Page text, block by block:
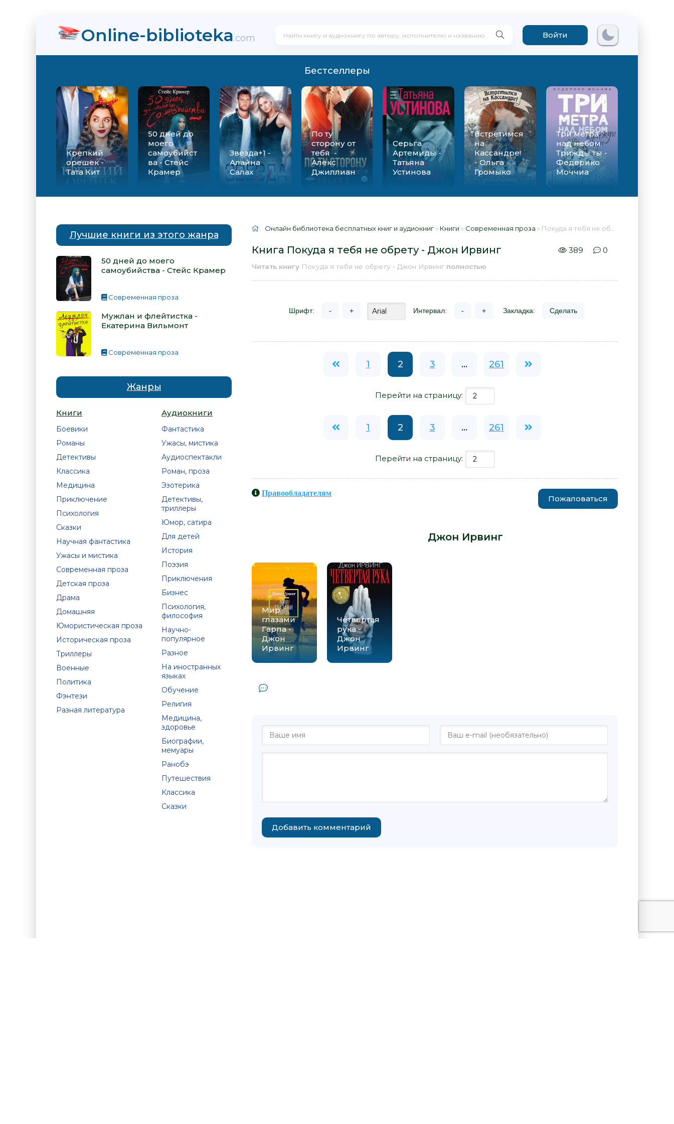
Online-biblioteka.com Войти
Бестселлеры
Крепкий
орешек -
Тата Кит
50 дней до
моего
самоубийст
ва - Стейс
Крамер
Звезда+1 -
Алайна
Салах
По ту
сторону от
тебя -
Алекс
Джиллиан
Серьга
Артемиды -
Татьяна
Устинова
Встретимся
на
Кассандре!
- Ольга
Громыко
Три метра
над небом.
Трижды ты -
Федерико
Моччиа
Лучшие книги из этого жанра
50 дней до моего
самоубийства - Стейс Крамер
Современная проза
Мужлан и флейтистка -
Екатерина Вильмонт
Современная проза
Жанры
Книги
Боевики
Романы
Детективы
Классика
Медицина
Приключение
Психология
Сказки
Научная фантастика
Ужасы и мистика
Современная проза
Детская проза
Драма
Домашняя
Юмористическая проза
Историческая проза
Триллеры
Военные
Политика
Фэнтези
Разная литература
Аудиокниги
Фантастика
Ужасы, мистика
Аудиоспектакли
Роман, проза
Эзотерика
Детективы,
триллеры
Юмор, сатира
Для детей
История
Поэзия
Приключения
Бизнес
Психология,
философия
Научно-
популярное
Разное
На иностранных
языках
Обучение
Религия
Медицина,
здоровье
Биографии,
мемуары
Ранобэ
Путешествия
Классика
Сказки
Онлайн библиотека бесплатных книг и аудиокниг » Книги » Современная проза » Покуда я тебя не обрету - Джон Ирвинг 📕 - Книга онлайн бесплатно
Книга Покуда я тебя не обрету - Джон Ирвинг 389 0
Читать книгу Покуда я тебя не обрету - Джон Ирвинг полностью
Шрифт: - + Интервал: - + Закладка: Сделать
1 2 3 ... 261
Перейти на страницу:
1 2 3 ... 261
Перейти на страницу:
Правообладателям
Пожаловаться
Джон Ирвинг
Мир
глазами
Гарпа -
Джон
Ирвинг
Четвертая
рука -
Джон
Ирвинг
Добавить комментарий
Вильмонт